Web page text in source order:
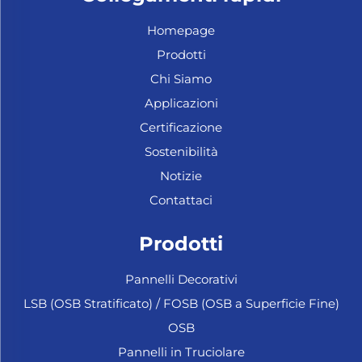
Homepage
Prodotti
Chi Siamo
Applicazioni
Certificazione
Sostenibilità
Notizie
Contattaci
Prodotti
Pannelli Decorativi
LSB (OSB Stratificato) / FOSB (OSB a Superficie Fine)
OSB
Pannelli in Truciolare